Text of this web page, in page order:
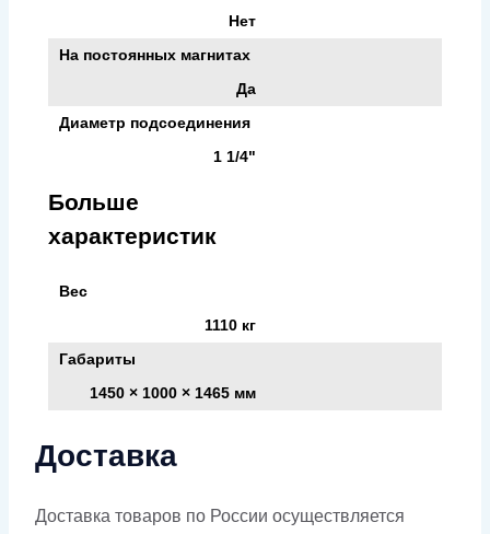
Нет
На постоянных магнитах
Да
Диаметр подсоединения
1 1/4"
Больше
характеристик
Вес
1110 кг
Габариты
1450 × 1000 × 1465 мм
Доставка
Доставка товаров по России осуществляется